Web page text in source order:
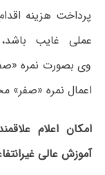
پرداخت هزینه
عملی غایب
وی بصورت نمره
اعمال نمره «صفر»
امکان اعلام
آموزش عالی